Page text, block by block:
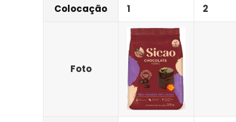
Colocação 1 2
Foto